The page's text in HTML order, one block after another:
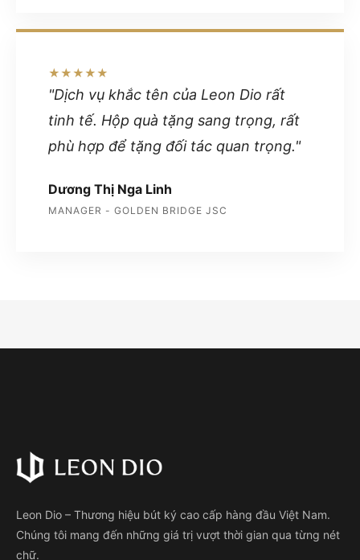
★★★★★
"Dịch vụ khắc tên của Leon Dio rất
tinh tế. Hộp quà tặng sang trọng, rất
phù hợp để tặng đối tác quan trọng."
Dương Thị Nga Linh
MANAGER - GOLDEN BRIDGE JSC
Leon Dio – Thương hiệu bút ký cao cấp hàng đầu Việt Nam.
Chúng tôi mang đến những giá trị vượt thời gian qua từng nét
chữ.